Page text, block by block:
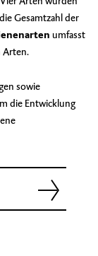
Gesamtzahl der
umfasst
Arten.
sowie
die Entwicklung